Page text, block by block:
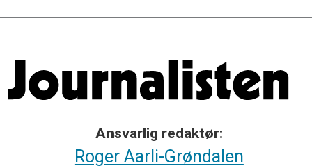
Ansvarlig redaktør:
Roger Aarli-Grøndalen